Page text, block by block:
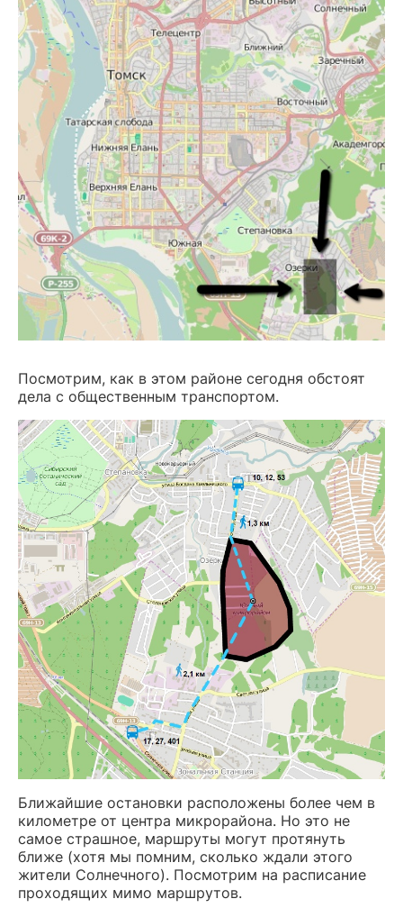
Посмотрим, как в этом районе сегодня обстоят
дела с общественным транспортом.
Ближайшие остановки расположены более чем в
километре от центра микрорайона. Но это не
самое страшное, маршруты могут протянуть
ближе (хотя мы помним, сколько ждали этого
жители Солнечного). Посмотрим на расписание
проходящих мимо маршрутов.